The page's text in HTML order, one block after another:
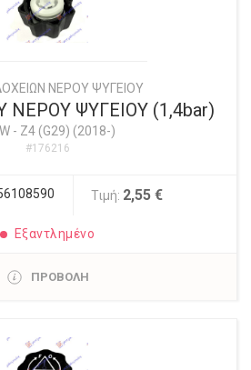
ΝΕΡΟΥ ΨΥΓΕΙΟΥ
ΝΕΡΟΥ ΨΥΓΕΙΟΥ (1,4bar)
- Z4 (G29) (2018-)
#176216
Τιμή: 2,55 €
Εξαντλημένο
ΠΡΟΒΟΛΗ